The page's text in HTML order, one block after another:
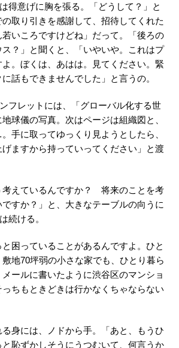
得意げに胸を張る。「どうして？」と
取り引きを感謝して、招待してくれた
いころですけどね」だって。「後ろの
？」と聞くと、「いやいや。これはプ
。ぼくは、あはは。見てください。緊
話もできませんでした」と言うの。
フレットには、「グローバル化する世
球儀の写真。次はページは組織図と、
手に取ってゆっくり見ようとしたら、
げますから持っていってください」と渡
考えているんですか？ 将来のことを考
すか？」と、大きなテーブルの向うに
続ける。
と困っていることがあるんですよ。ひと
地70坪弱の小さな家でも、ひとり暮ら
ールに書いたように渋谷区のマンショ
ちもときどきは行かなくちゃならない
身には、ノドから手。「あと、もうひ
恥ずかしそうにうつむいて、何言うか